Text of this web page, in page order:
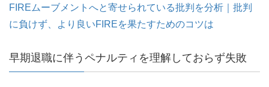
FIREムーブメントへと寄せられている批判を分析｜批判
に負けず、より良いFIREを果たすためのコツは
早期退職に伴うペナルティを理解しておらず失敗